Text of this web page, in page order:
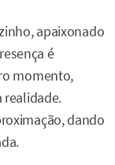
apaixonado
é
momento,
realidade.
dando